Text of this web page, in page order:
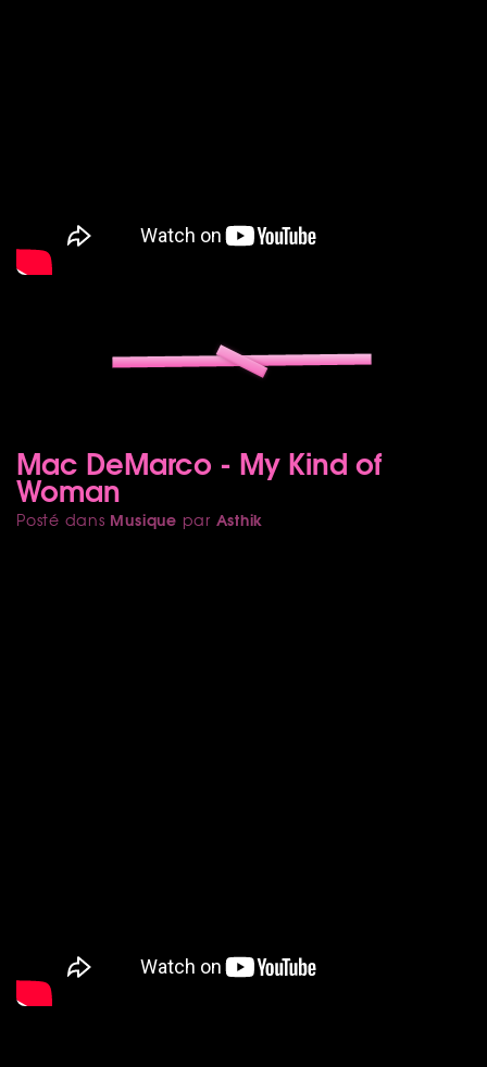
Mac DeMarco - My Kind of
Woman
Posté dans Musique par Asthik